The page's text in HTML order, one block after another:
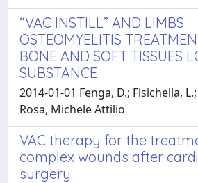
“VAC INSTILL” AND LIMBS
OSTEOMYELITIS
BONE AND SOFT TISSUES
SUBSTANCE
2014-01-01 Fenga, D.; Fisichella,
Rosa, Michele Attilio
VAC therapy for the
complex wounds after
surgery.